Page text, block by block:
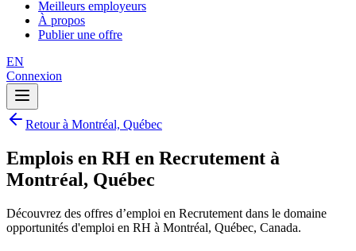
Meilleurs employeurs
À propos
Publier une offre
EN
Connexion
Retour à Montréal, Québec
Emplois en RH en Recrutement à
Montréal, Québec
Découvrez des offres d’emploi en Recrutement dans le domaine
opportunités d'emploi en RH à Montréal, Québec, Canada.